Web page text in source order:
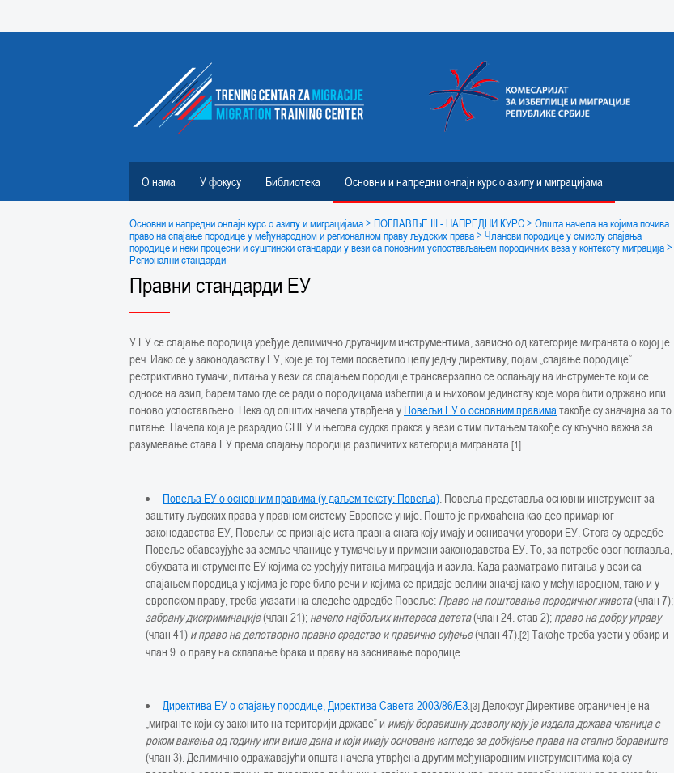
О нама У фокусу Библиотека Основни и напредни онлајн курс о азилу и миграцијама
Основни и напредни онлајн курс о азилу и миграцијама> ПОГЛАВЉЕ III - НАПРЕДНИ КУРС> Општа начела на којима почива
право на спајање породице у међународном и регионалном праву људских права> Чланови породице у смислу спајања
породице и неки процесни и суштински стандарди у вези са поновним успостављањем породичних веза у контексту миграција>
Регионални стандарди
Правни стандарди ЕУ
У ЕУ се спајање породица уређује делимично другачијим инструментима, зависно од категорије миграната о којој је
реч. Иако се у законодавству ЕУ, које је тој теми посветило целу једну директиву, појам „спајање породице”
рестриктивно тумачи, питања у вези са спајањем породице трансверзално се ослањају на инструменте који се
односе на азил, барем тамо где се ради о породицама избеглица и њиховом јединству које мора бити одржано или
поново успостављено. Нека од општих начела утврђена у Повељи ЕУ о основним правиматакође су значајна за то
питање. Начела која је разрадио СПЕУ и његова судска пракса у вези с тим питањем такође су кључно важна за
разумевање става ЕУ према спајању породица различитих категорија миграната.[1]
Повеља ЕУ о основним правима (у даљем тексту: Повеља). Повеља представља основни инструмент за
заштиту људских права у правном систему Европске уније. Пошто је прихваћена као део примарног
законодавства ЕУ, Повељи се признаје иста правна снага коју имају и оснивачки уговори ЕУ. Стога су одредбе
Повеље обавезујуће за земље чланице у тумачењу и примени законодавства ЕУ. То, за потребе овог поглавља,
обухвата инструменте ЕУ којима се уређују питања миграција и азила. Када разматрамо питања у вези са
спајањем породица у којима је горе било речи и којима се придаје велики значај како у међународном, тако и у
европском праву, треба указати на следеће одредбе Повеље: Право на поштовање породичног живота(члан 7);
забрану дискриминације(члан 21); начело најбољих интереса детета(члан 24. став 2); право на добру управу
(члан 41) и право на делотворно правно средство и правично суђење(члан 47).[2]Такође треба узети у обзир и
члан 9. o праву на склапање брака и праву на заснивање породице.
Директива ЕУ о спајању породице, Директива Савета 2003/86/EЗ.[3]Делокруг Директиве ограничен је на
„мигранте који су законито на територији државе” и имају боравишну дозволу коју је издала држава чланица с
роком важења од годину или више дана и који имају основане изгледе за добијање права на стално боравиште
(члан 3). Делимично одражавајући општа начела утврђена другим међународним инструментима која су